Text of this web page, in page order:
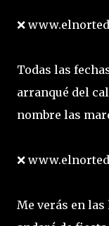
❌
Todas las
arranqué del
nombre las
❌
Me verás en